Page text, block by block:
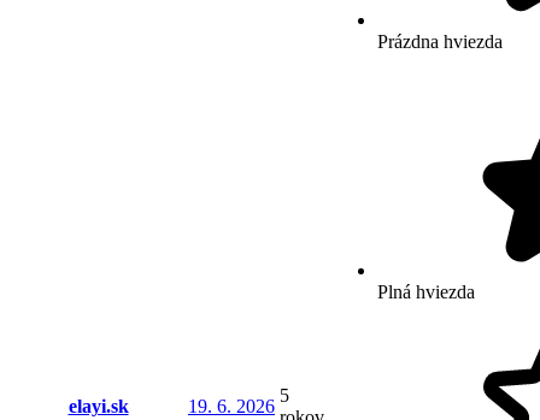
Prázdna hviezda
elayi.sk 19. 6. 2026
5
Plná hviezda